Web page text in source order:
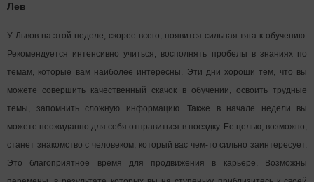
Лев
У Львов на этой неделе, скорее всего, появится сильная тяга к обучению.
Рекомендуется интенсивно учиться, восполнять пробелы в знаниях по
темам, которые вам наиболее интересны. Эти дни хороши тем, что вы
можете совершить качественный скачок в обучении, освоить трудные
темы, запомнить сложную информацию. Также в начале недели вы
можете неожиданно для себя отправиться в поездку. Ее целью, возможно,
станет знакомство с человеком, который вас чем-то сильно заинтересует.
Это благоприятное время для продвижения в карьере. Возможны